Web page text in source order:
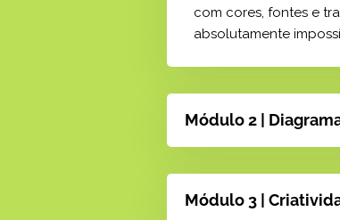
com cores, fontes e
absolutamente
Módulo 2 |
Módulo 3 |